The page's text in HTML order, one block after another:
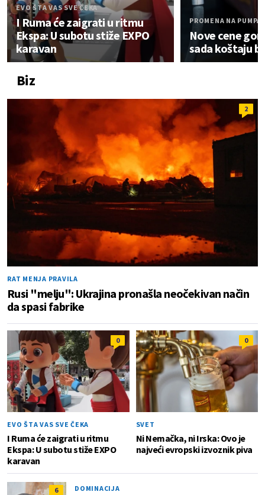
EVO ŠTA VAS SVE ČEKA
I Ruma će zaigrati u ritmu
Ekspa: U subotu stiže EXPO
karavan
PROMENA NA
Nove cene
sada koštaju
Biz
2
RAT MENJA PRAVILA
Rusi "melju": Ukrajina pronašla neočekivan način
da spasi fabrike
0
EVO ŠTA VAS SVE ČEKA
I Ruma će zaigrati u ritmu
Ekspa: U subotu stiže EXPO
karavan
0
SVET
Ni Nemačka, ni Irska: Ovo je
najveći evropski izvoznik piva
6 DOMINACIJA